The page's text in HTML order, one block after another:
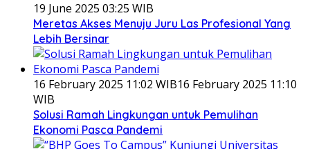
19 June 2025 03:25 WIB
Meretas Akses Menuju Juru Las Profesional Yang
Lebih Bersinar
16 February 2025 11:02 WIB16 February 2025 11:10
WIB
Solusi Ramah Lingkungan untuk Pemulihan
Ekonomi Pasca Pandemi